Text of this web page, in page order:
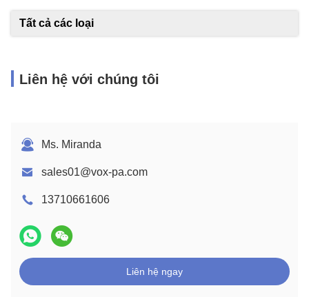
Tất cả các loại
Liên hệ với chúng tôi
Ms. Miranda
sales01@vox-pa.com
13710661606
Liên hệ ngay